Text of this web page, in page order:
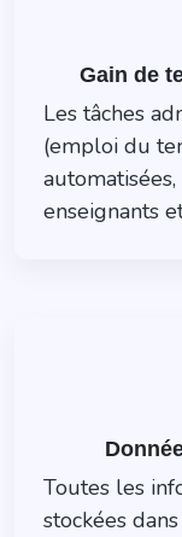
Gain de
Les tâches
(emploi du
enseignants
Toutes les
stockées